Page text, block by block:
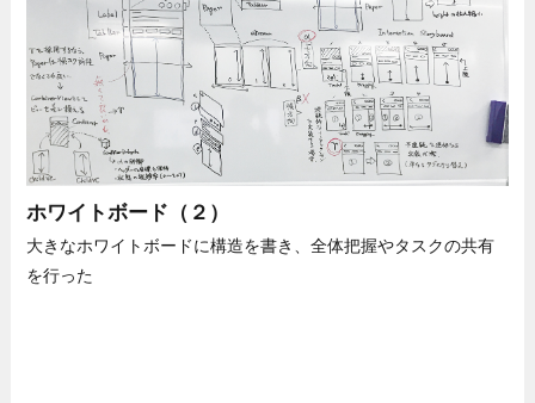
ホワイトボード（２）
大きなホワイトボードに構造を書き、全体把握やタスクの共有
を行った